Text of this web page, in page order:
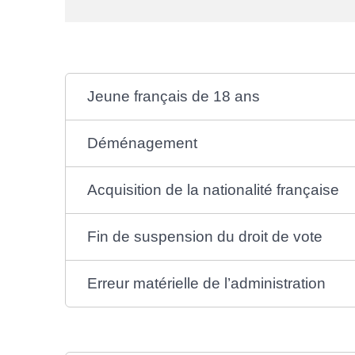
Jeune français de 18 ans
Déménagement
Acquisition de la nationalité française
Fin de suspension du droit de vote
Erreur matérielle de l’administration